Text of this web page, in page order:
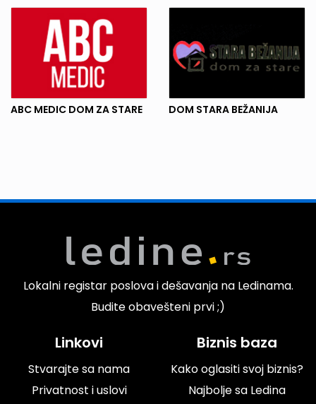
ABC MEDIC DOM ZA STARE DOM STARA BEŽANIJA
Lokalni registar poslova i dešavanja na Ledinama.
Budite obavešteni prvi ;)
Linkovi
Stvarajte sa nama
Privatnost i uslovi
Biznis baza
Kako oglasiti svoj biznis?
Najbolje sa Ledina